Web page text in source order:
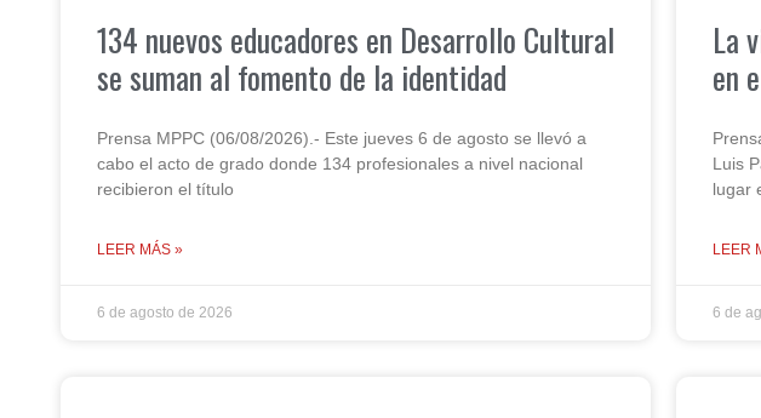
134 nuevos educadores en Desarrollo Cultural
se suman al fomento de la identidad
Prensa MPPC (06/08/2026).- Este jueves 6 de agosto se llevó a
cabo el acto de grado donde 134 profesionales a nivel nacional
recibieron el título
LEER MÁS »
6 de agosto de 2026
‎La
en
Luis
lugar
LEER
6 de